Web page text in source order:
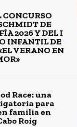
CONCURSO
DE
2026 Y DEL I
INFANTIL DE
VERANO EN
Race: una
para
familia en
Roig